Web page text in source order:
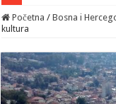
Početna / Bosna i
kultura